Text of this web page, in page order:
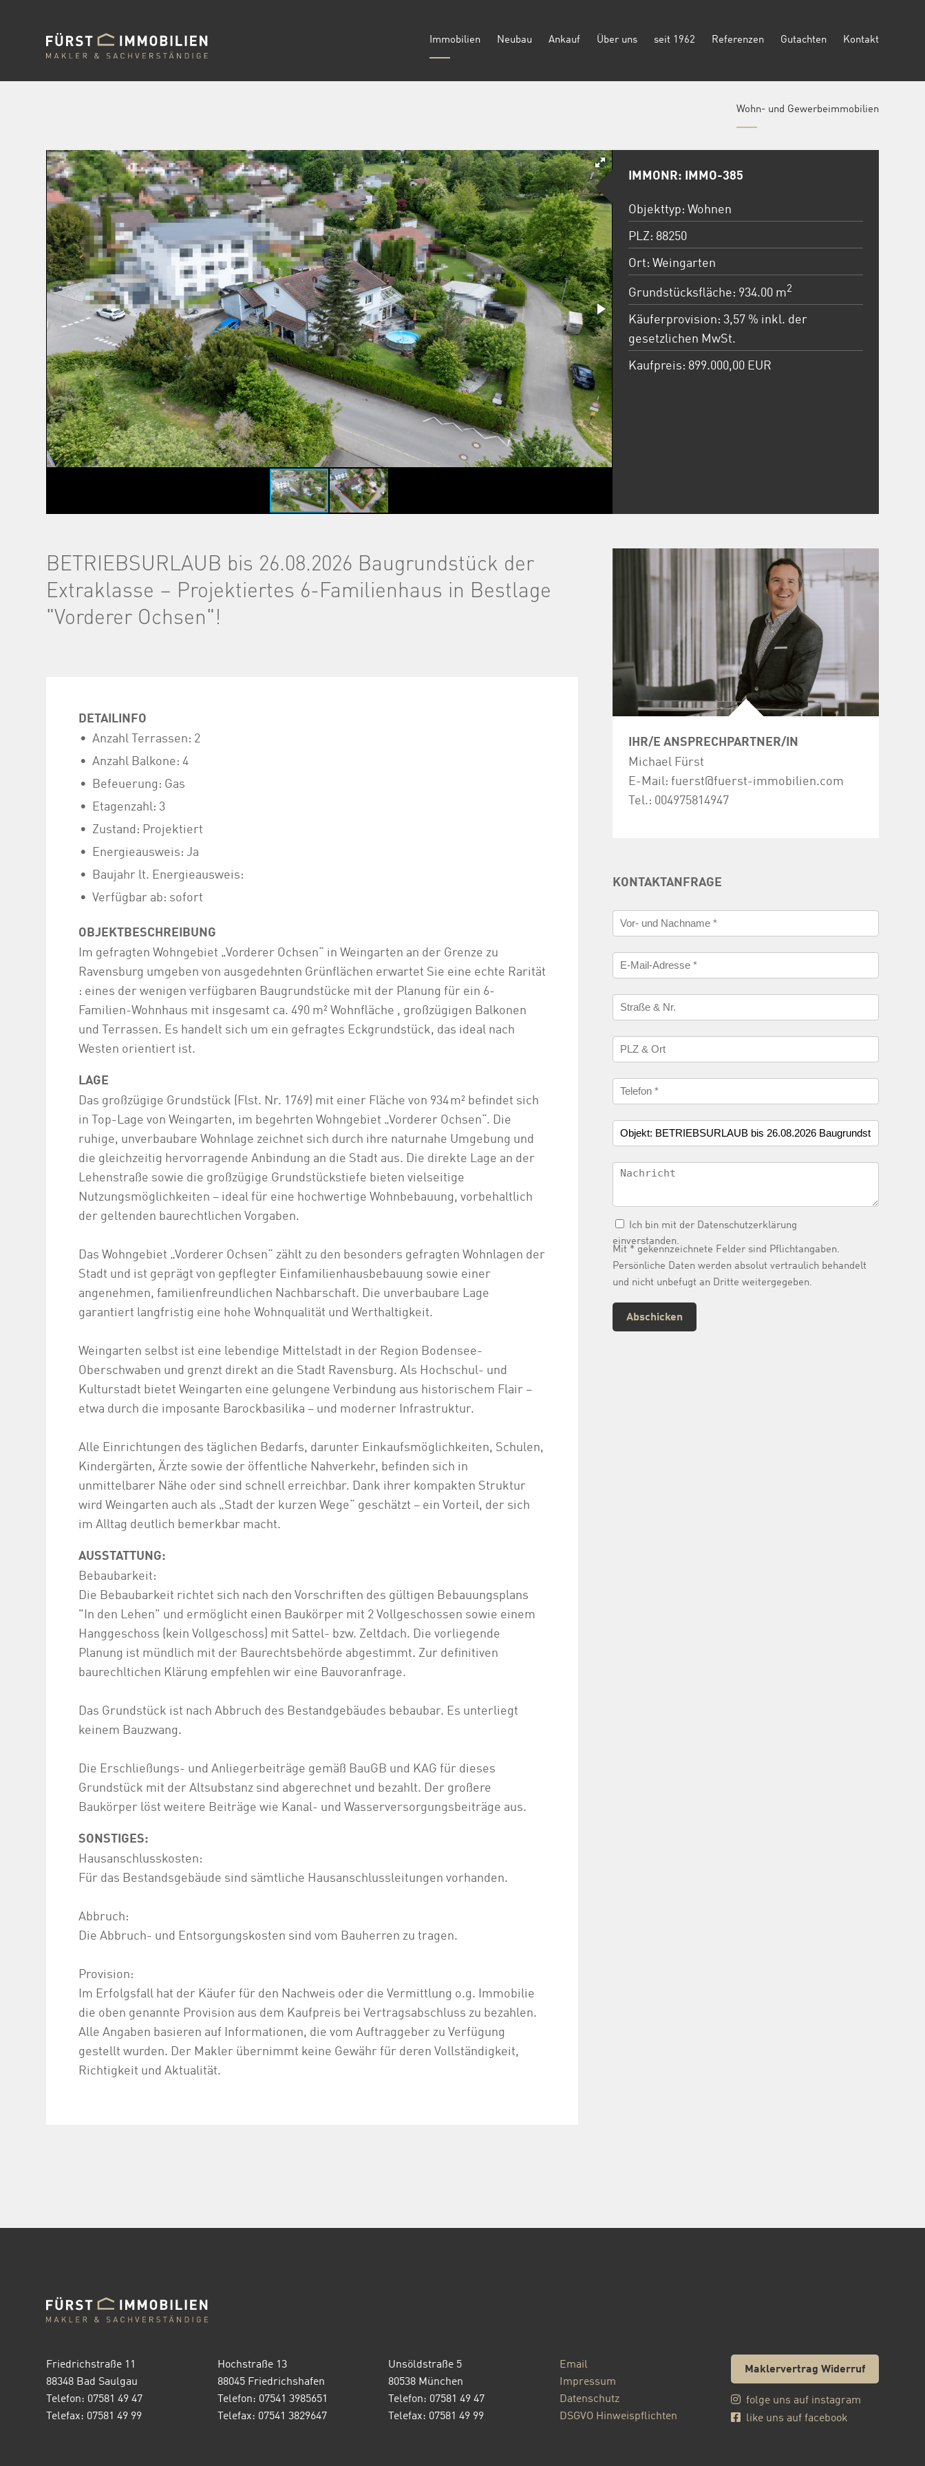
Immobilien Neubau Ankauf Über uns seit 1962 Referenzen Gutachten Kontakt
Wohn- und Gewerbeimmobilien
IMMONR: IMMO-385
Objekttyp: Wohnen
PLZ: 88250
Ort: Weingarten
Grundstücksfläche: 934.00 m2
Käuferprovision: 3,57 % inkl. der
gesetzlichen MwSt.
Kaufpreis: 899.000,00 EUR
BETRIEBSURLAUB bis 26.08.2026 Baugrundstück der
Extraklasse – Projektiertes 6-Familienhaus in Bestlage
"Vorderer Ochsen"!
DETAILINFO
Anzahl Terrassen: 2
Anzahl Balkone: 4
Befeuerung: Gas
Etagenzahl: 3
Zustand: Projektiert
Energieausweis: Ja
Baujahr lt. Energieausweis:
Verfügbar ab: sofort
OBJEKTBESCHREIBUNG
Im gefragten Wohngebiet „Vorderer Ochsen“ in Weingarten an der Grenze zu
Ravensburg umgeben von ausgedehnten Grünflächen erwartet Sie eine echte Rarität
: eines der wenigen verfügbaren Baugrundstücke mit der Planung für ein 6-
Familien-Wohnhaus mit insgesamt ca. 490 m² Wohnfläche , großzügigen Balkonen
und Terrassen. Es handelt sich um ein gefragtes Eckgrundstück, das ideal nach
Westen orientiert ist.
LAGE
Das großzügige Grundstück (Flst. Nr. 1769) mit einer Fläche von 934 m² befindet sich
in Top-Lage von Weingarten, im begehrten Wohngebiet „Vorderer Ochsen“. Die
ruhige, unverbaubare Wohnlage zeichnet sich durch ihre naturnahe Umgebung und
die gleichzeitig hervorragende Anbindung an die Stadt aus. Die direkte Lage an der
Lehenstraße sowie die großzügige Grundstückstiefe bieten vielseitige
Nutzungsmöglichkeiten – ideal für eine hochwertige Wohnbebauung, vorbehaltlich
der geltenden baurechtlichen Vorgaben.
Das Wohngebiet „Vorderer Ochsen“ zählt zu den besonders gefragten Wohnlagen der
Stadt und ist geprägt von gepflegter Einfamilienhausbebauung sowie einer
angenehmen, familienfreundlichen Nachbarschaft. Die unverbaubare Lage
garantiert langfristig eine hohe Wohnqualität und Werthaltigkeit.
Weingarten selbst ist eine lebendige Mittelstadt in der Region Bodensee-
Oberschwaben und grenzt direkt an die Stadt Ravensburg. Als Hochschul- und
Kulturstadt bietet Weingarten eine gelungene Verbindung aus historischem Flair –
etwa durch die imposante Barockbasilika – und moderner Infrastruktur.
Alle Einrichtungen des täglichen Bedarfs, darunter Einkaufsmöglichkeiten, Schulen,
Kindergärten, Ärzte sowie der öffentliche Nahverkehr, befinden sich in
unmittelbarer Nähe oder sind schnell erreichbar. Dank ihrer kompakten Struktur
wird Weingarten auch als „Stadt der kurzen Wege“ geschätzt – ein Vorteil, der sich
im Alltag deutlich bemerkbar macht.
AUSSTATTUNG:
Bebaubarkeit:
Die Bebaubarkeit richtet sich nach den Vorschriften des gültigen Bebauungsplans
"In den Lehen" und ermöglicht einen Baukörper mit 2 Vollgeschossen sowie einem
Hanggeschoss (kein Vollgeschoss) mit Sattel- bzw. Zeltdach. Die vorliegende
Planung ist mündlich mit der Baurechtsbehörde abgestimmt. Zur definitiven
baurechltichen Klärung empfehlen wir eine Bauvoranfrage.
Das Grundstück ist nach Abbruch des Bestandgebäudes bebaubar. Es unterliegt
keinem Bauzwang.
Die Erschließungs- und Anliegerbeiträge gemäß BauGB und KAG für dieses
Grundstück mit der Altsubstanz sind abgerechnet und bezahlt. Der großere
Baukörper löst weitere Beiträge wie Kanal- und Wasserversorgungsbeiträge aus.
SONSTIGES:
Hausanschlusskosten:
Für das Bestandsgebäude sind sämtliche Hausanschlussleitungen vorhanden.
Abbruch:
Die Abbruch- und Entsorgungskosten sind vom Bauherren zu tragen.
Provision:
Im Erfolgsfall hat der Käufer für den Nachweis oder die Vermittlung o.g. Immobilie
die oben genannte Provision aus dem Kaufpreis bei Vertragsabschluss zu bezahlen.
Alle Angaben basieren auf Informationen, die vom Auftraggeber zu Verfügung
gestellt wurden. Der Makler übernimmt keine Gewähr für deren Vollständigkeit,
Richtigkeit und Aktualität.
IHR/E ANSPRECHPARTNER/IN
Michael Fürst
E-Mail:fuerst@fuerst-immobilien.com
Tel.: 004975814947
KONTAKTANFRAGE
Ich bin mit der Datenschutzerklärung
einverstanden.
Mit * gekennzeichnete Felder sind Pflichtangaben.
Persönliche Daten werden absolut vertraulich behandelt
und nicht unbefugt an Dritte weitergegeben.
Abschicken
Friedrichstraße 11
88348 Bad Saulgau
Telefon: 07581 49 47
Telefax: 07581 49 99
Hochstraße 13
88045 Friedrichshafen
Telefon: 07541 3985651
Telefax: 07541 3829647
Unsöldstraße 5
80538 München
Telefon: 07581 49 47
Telefax: 07581 49 99
Email
Impressum
Datenschutz
DSGVO Hinweispflichten
Maklervertrag Widerruf
folge uns auf instagram
like uns auf facebook